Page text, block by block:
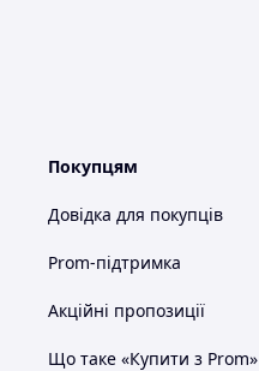
Покупцям
Довідка для покупців
Prom-підтримка
Акційні пропозиції
Що таке «Купити з Prom»